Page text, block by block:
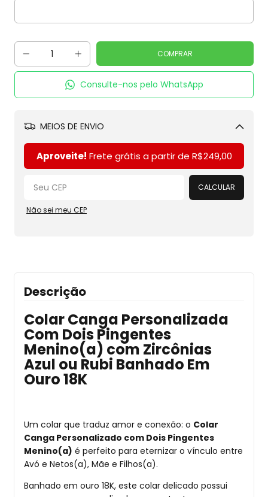
Consulte-nos pelo WhatsApp
MEIOS DE ENVIO
Aproveite! Frete grátis a partir de R$249,00
CALCULAR
Não sei meu CEP
Descrição
Colar Canga Personalizada
Com Dois Pingentes
Menino(a) com Zircônias
Azul ou Rubi Banhado Em
Ouro 18K
Um colar que traduz amor e conexão: o Colar
Canga Personalizado com Dois Pingentes
Menino(a) é perfeito para eternizar o vínculo entre
Avó e Netos(a), Mãe e Filhos(a).
Banhado em ouro 18K, este colar delicado possui